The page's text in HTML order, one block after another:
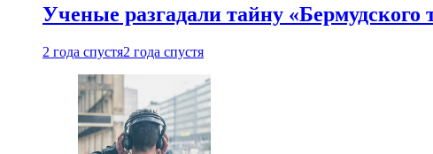
Ученые разгадали тайну «Бермудского
2 года спустя2 года спустя